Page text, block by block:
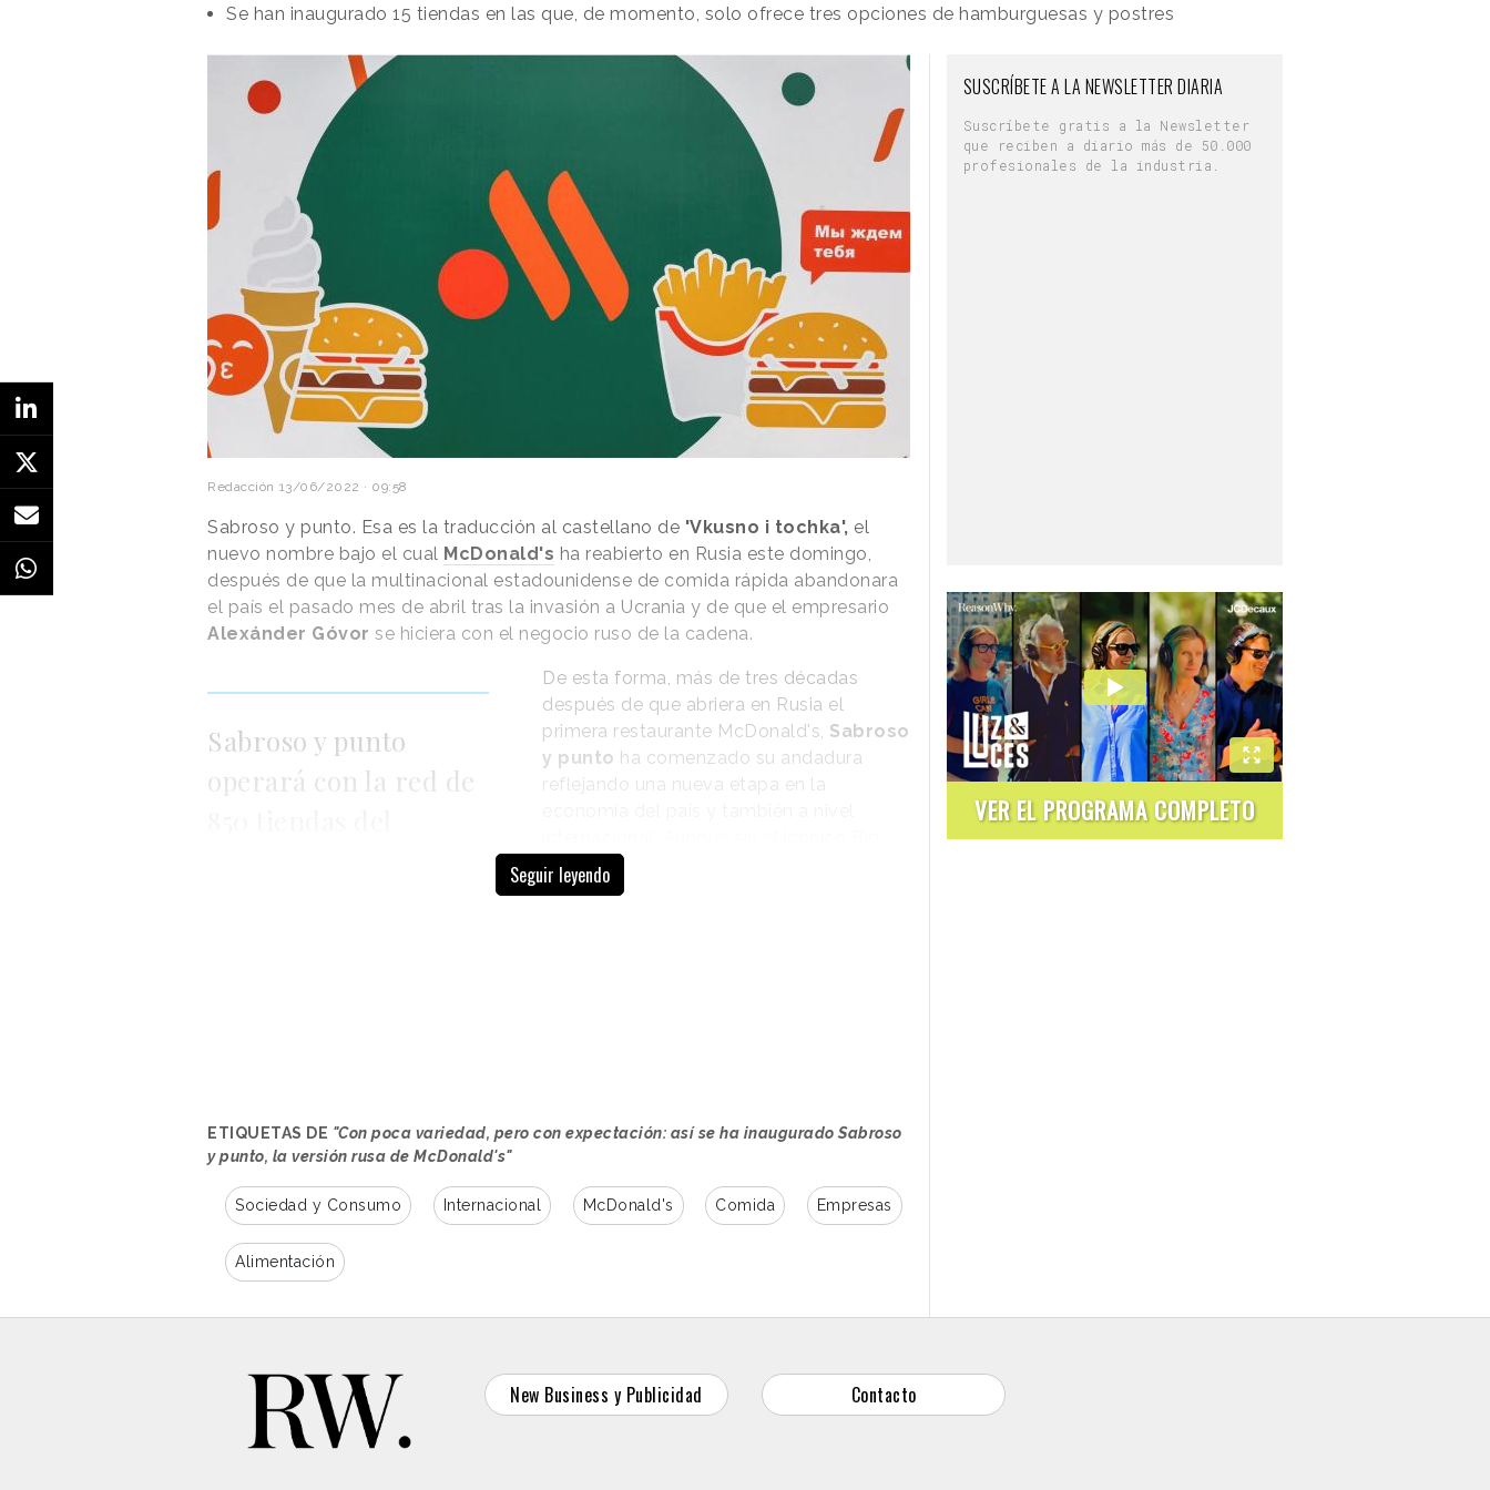
La nueva iniciativa de Sanex busca
concienciar sobre la soledad no deseada a
Para desconectarse, los usuarios pueden visitar MetLife-switchoff.comen su
teléfono inteligente, apagar su Wi-Fi y datos, y comenzar el camino hacia el
bienestar mental.
Ficha técnica
Advertising Agency: ‿ and us
Founder: Fadi Yaish
Senior Art Director: Saymon Medeiros
Creative Tech Director: Diogo Borges
Production: Serena Chemaly
Brand Manager: Lama Halimeh
Motion Designer: Soheil Magdi
Music & Sound: Toro Áudio
Illustration: Pedro, Papel & Bezouro Estúdio
Se han inaugurado 15 tiendas en las que, de momento, solo ofrece tres opciones de hamburguesas y postres
Redacción 13/06/2022 · 09:58
Sabroso y punto. Esa es la traducción al castellano de 'Vkusno i tochka', el
nuevo nombre bajo el cual McDonald's ha reabierto en Rusia este domingo,
después de que la multinacional estadounidense de comida rápida abandonara
el país el pasado mes de abril tras la invasión a Ucrania y de que el empresario
Alexánder Góvor se hiciera con el negocio ruso de la cadena.
Sabroso y punto
operará con la red de
De esta forma, más de tres décadas
después de que abriera en Rusia el
primera restaurante McDonald's, Sabroso
y punto ha comenzado su andadura
reflejando una nueva etapa en la
Mac y sin los populares arcos amarillos, el
establecimiento de la plaza Pushkin, en
que pretenden aludir a una hamburguesa y dos patatas. Además, la compañía ha
apostado por un nuevo eslogan: "Cambió el nombre pero no el amor
Según informaEl País,el menú que actualmente ofrece Sabroso y punto
es bastante simple.Cuenta solo con tres opciones de hamburguesas y otras
tres opciones para postres -que consisten en helados con sabores-, además de
las patatas. De momento,
también suspendió sus ventas en Rusia.
Los locales mantienen la estética y distribución de los de McDonald's, aunque
ya no se alude al nombre y productos de la compañía en ningún lugar. Además,
Seguir leyendo
ETIQUETAS DE "Con poca variedad, pero con expectación: así se ha inaugurado Sabroso
y punto, la versión rusa de McDonald's"
Sociedad y Consumo Internacional McDonald's Comida Empresas
Alimentación
SUSCRÍBETE A LA NEWSLETTER DIARIA
Suscríbete gratis a la Newsletter
que reciben a diario más de 50.000
profesionales de la industria.
VER EL PROGRAMA COMPLETO
New Business y Publicidad Contacto